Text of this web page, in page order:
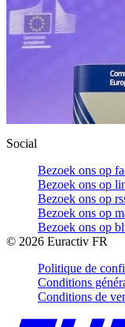
Social
Bezoek ons op
Bezoek ons op
Bezoek ons op
Bezoek ons op
Bezoek ons op
© 2026 Euractiv FR
Politique de
Conditions
Conditions de